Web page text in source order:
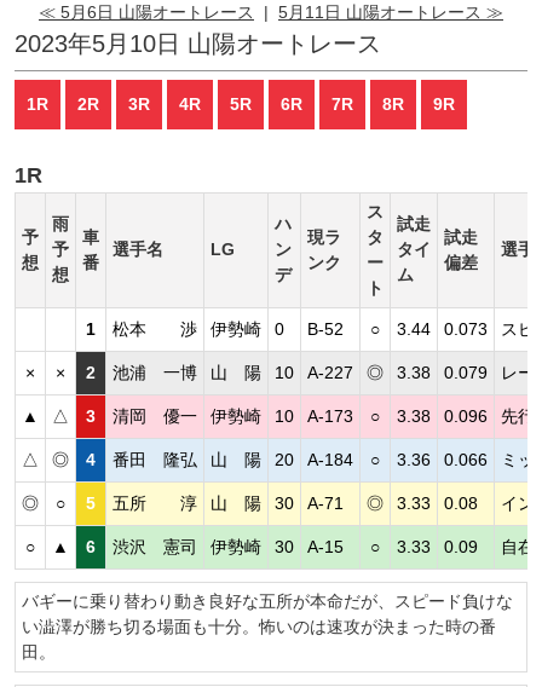
≪ 5月6日 山陽オートレース | 5月11日 山陽オートレース ≫
2023年5月10日 山陽オートレース
1R 2R 3R 4R 5R 6R 7R 8R 9R
1R
予
想
雨
予
想
車
番
選手名 LG
ハ
ン
デ
現ラ
ンク
ス
タ
ー
ト
試走
タイ
ム
試走
偏差
選手
1 松本 渉 伊勢崎 0 B-52 ○ 3.44 0.073 ス
× × 2 池浦 一博 山 陽 10 A-227 ◎ 3.38 0.079 レー
▲ △ 3 清岡 優一 伊勢崎 10 A-173 ○ 3.38 0.096 先行
△ ◎ 4 番田 隆弘 山 陽 20 A-184 ○ 3.36 0.066 ミッ
◎ ○ 5 五所 淳 山 陽 30 A-71 ◎ 3.33 0.08 イン
○ ▲ 6 渋沢 憲司 伊勢崎 30 A-15 ○ 3.33 0.09 自在
バギーに乗り替わり動き良好な五所が本命だが、スピード負けな
い澁澤が勝ち切る場面も十分。怖いのは速攻が決まった時の番
田。